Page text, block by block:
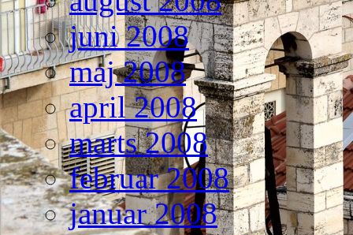
juni 2008
maj 2008
april 2008
marts 2008
februar 2008
januar 2008